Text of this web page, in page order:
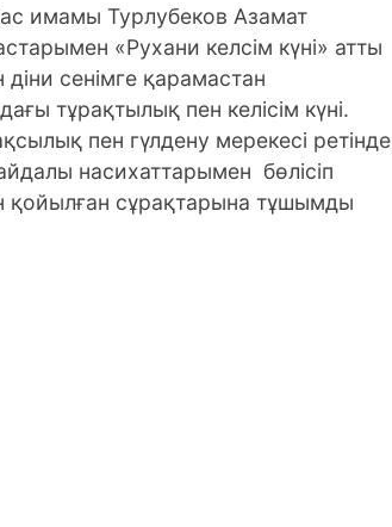
имамы Турлубеков Азамат
«Рухани келсім күні» атты
сенімге қарамастан
тұрақтылық пен келісім күні.
пен гүлдену мерекесі ретінде
насихаттарымен бөлісіп
қойылған сұрақтарына тұшымды